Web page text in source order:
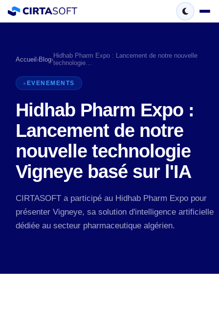
Accueil›Blog›Hidhab Pharm Expo : Lancement de notre nouvelle
technologie…
EVENEMENTS
Hidhab Pharm Expo :
Lancement de notre
nouvelle technologie
Vigneye basé sur l'IA
CIRTASOFT a participé au Hidhab Pharm Expo pour
présenter Vigneye, sa solution d'intelligence artificielle
dédiée au secteur pharmaceutique algérien.